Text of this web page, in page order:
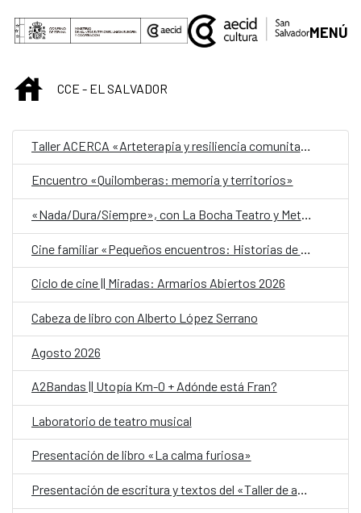
Saltar al contenido principal
MENÚ
INICIOCCE - EL SALVADOR
Encuentro «Quilomberas: memoria y territorios»
«Nada/Dura/Siempre», con La Bocha Teatro y Metafórica
Ciclo de cine || Miradas: Armarios Abiertos 2026
Cabeza de libro con Alberto López Serrano
Agosto 2026
A2Bandas || Utopía Km-0 + Adónde está Fran?
Laboratorio de teatro musical
Presentación de libro «La calma furiosa»
Presentación de escritura y textos del «Taller de autobiografía para mujeres 70+»